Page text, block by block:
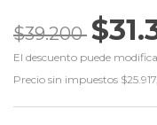
$39.200
El descuento puede
Precio sin impuestos